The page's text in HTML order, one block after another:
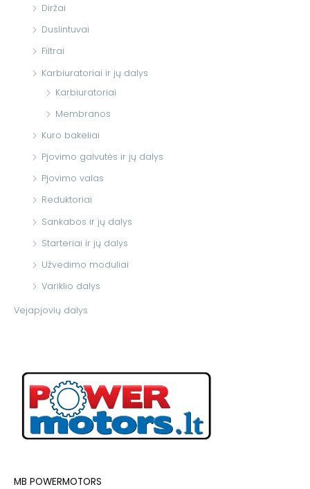
Diržai
Duslintuvai
Filtrai
Karbiuratoriai ir jų dalys
Karbiuratoriai
Membranos
Kuro bakeliai
Pjovimo galvutės ir jų dalys
Pjovimo valas
Reduktoriai
Sankabos ir jų dalys
Starteriai ir jų dalys
Užvedimo moduliai
Variklio dalys
Vejapjovių dalys
MB POWERMOTORS